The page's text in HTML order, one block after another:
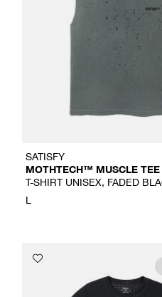
SATISFY
MOTHTECH™ MUSCLE TEE
T-SHIRT UNISEX, FADED
L